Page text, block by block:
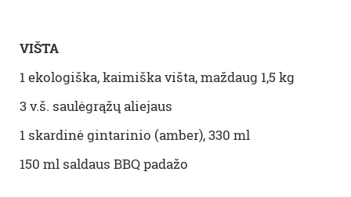
VIŠTA
1 ekologiška, kaimiška višta, maždaug 1,5 kg
3 v.š. saulėgrąžų aliejaus
1 skardinė gintarinio (amber), 330 ml
150 ml saldaus BBQ padažo